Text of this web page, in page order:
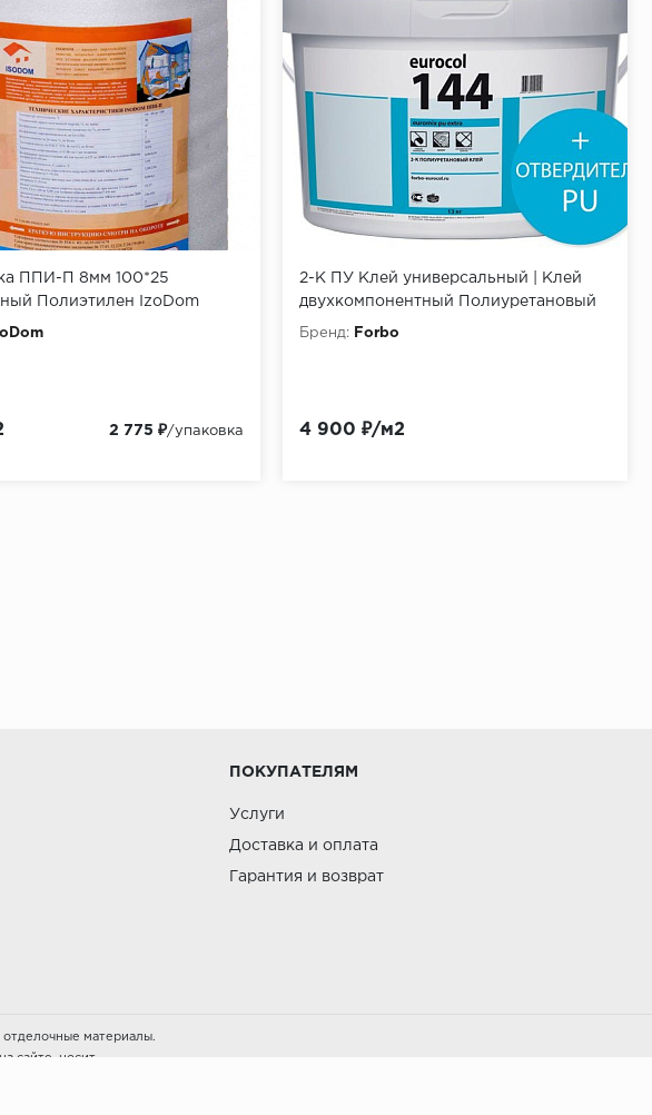
ППИ-П 8мм 100*25
Полиэтилен IzoDom
2 775 ₽/упаковка
2-К ПУ Клей универсальный | Клей
двухкомпонентный Полиуретановый
Бренд: Forbo
4 900 ₽/м2
ПОКУПАТЕЛЯМ
Услуги
Доставка и оплата
Гарантия и возврат
материалы.
сайте, носит